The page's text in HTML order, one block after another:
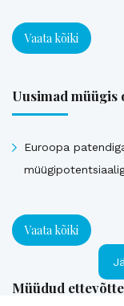
Vaata kõiki
Uusimad müügis
Euroopa
Vaata kõiki
Müüdud